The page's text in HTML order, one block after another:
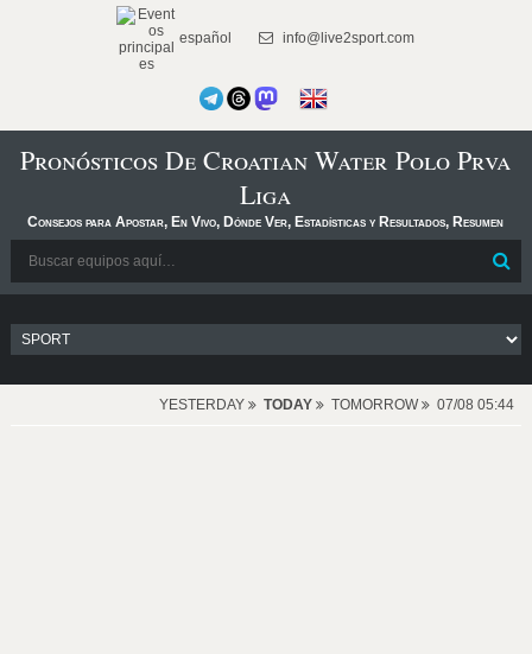
español info@live2sport.com
Pronósticos De Croatian Water Polo Prva
Liga
Consejos para Apostar, En Vivo, Dónde Ver, Estadísticas y Resultados, Resumen
YESTERDAY TODAY TOMORROW 07/08 05:44